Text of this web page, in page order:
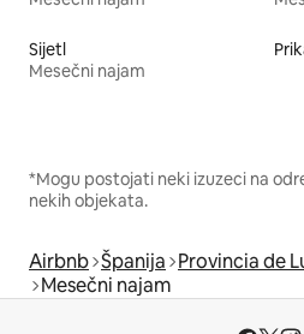
Sijetl
Mesečni najam
*Mogu postojati neki izuzeci na
nekih objekata.
Airbnb Španija Provincia de
Mesečni najam